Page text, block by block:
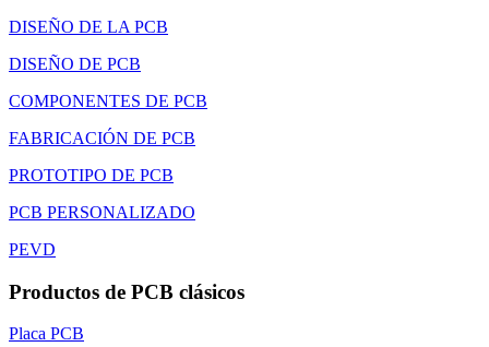
DISEÑO DE LA PCB
DISEÑO DE PCB
COMPONENTES DE PCB
FABRICACIÓN DE PCB
PROTOTIPO DE PCB
PCB PERSONALIZADO
PEVD
Productos de PCB clásicos
Placa PCB